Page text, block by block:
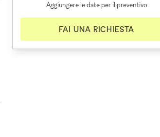
Aggiungere le date per il preventivo
FAI UNA RICHIESTA